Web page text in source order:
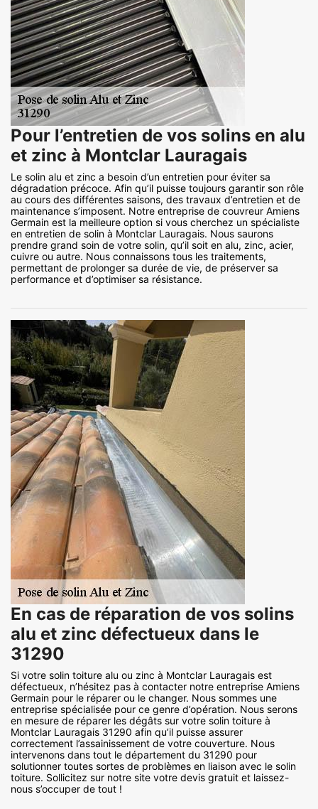
Pour l’entretien de vos solins en alu
et zinc à Montclar Lauragais
Le solin alu et zinc a besoin d’un entretien pour éviter sa
dégradation précoce. Afin qu’il puisse toujours garantir son rôle
au cours des différentes saisons, des travaux d’entretien et de
maintenance s’imposent. Notre entreprise de couvreur Amiens
Germain est la meilleure option si vous cherchez un spécialiste
en entretien de solin à Montclar Lauragais. Nous saurons
prendre grand soin de votre solin, qu’il soit en alu, zinc, acier,
cuivre ou autre. Nous connaissons tous les traitements,
permettant de prolonger sa durée de vie, de préserver sa
performance et d’optimiser sa résistance.
En cas de réparation de vos solins
alu et zinc défectueux dans le
31290
Si votre solin toiture alu ou zinc à Montclar Lauragais est
défectueux, n’hésitez pas à contacter notre entreprise Amiens
Germain pour le réparer ou le changer. Nous sommes une
entreprise spécialisée pour ce genre d’opération. Nous serons
en mesure de réparer les dégâts sur votre solin toiture à
Montclar Lauragais 31290 afin qu’il puisse assurer
correctement l’assainissement de votre couverture. Nous
intervenons dans tout le département du 31290 pour
solutionner toutes sortes de problèmes en liaison avec le solin
toiture. Sollicitez sur notre site votre devis gratuit et laissez-
nous s’occuper de tout !